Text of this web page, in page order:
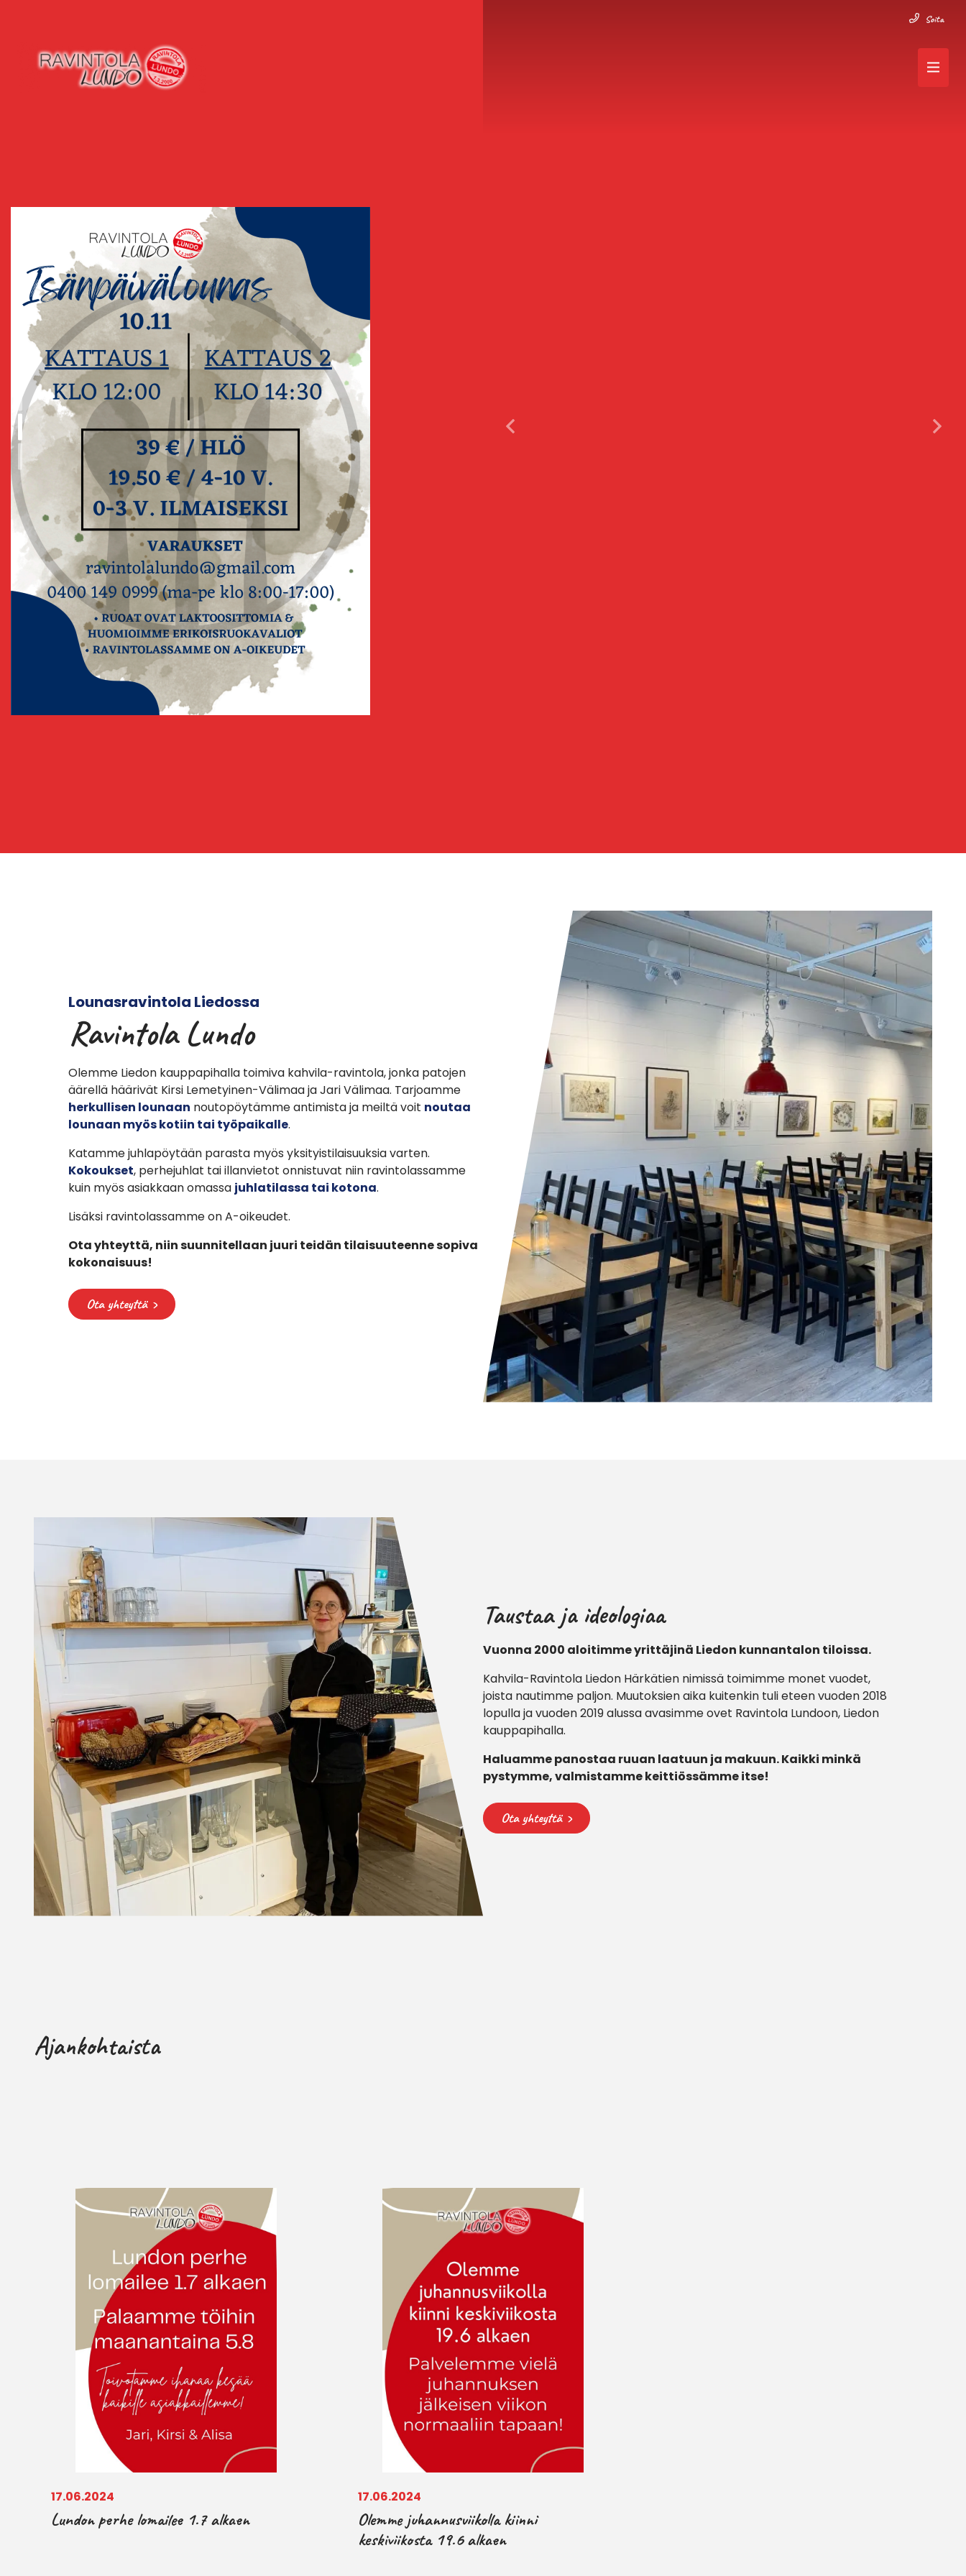
Soita
Maittavaa kotiruokaa joka
arkipäivä!
Lounaslista ›
1
2
Lounasravintola Liedossa
Ravintola Lundo
Olemme Liedon kauppapihalla toimiva kahvila-ravintola, jonka patojen
äärellä häärivät Kirsi Lemetyinen-Välimaa ja Jari Välimaa. Tarjoamme
herkullisen lounaan noutopöytämme antimista ja meiltä voit noutaa
lounaan myös kotiin tai työpaikalle.
Katamme juhlapöytään parasta myös yksityistilaisuuksia varten.
Kokoukset, perhejuhlat tai illanvietot onnistuvat niin ravintolassamme
kuin myös asiakkaan omassa juhlatilassa tai kotona.
Lisäksi ravintolassamme on A-oikeudet.
Ota yhteyttä, niin suunnitellaan juuri teidän tilaisuuteenne sopiva
kokonaisuus!
Ota yhteyttä ›
Taustaa ja ideologiaa
Vuonna 2000 aloitimme yrittäjinä Liedon kunnantalon tiloissa.
Kahvila-Ravintola Liedon Härkätien nimissä toimimme monet vuodet,
joista nautimme paljon. Muutoksien aika kuitenkin tuli eteen vuoden 2018
lopulla ja vuoden 2019 alussa avasimme ovet Ravintola Lundoon, Liedon
kauppapihalla.
Haluamme panostaa ruuan laatuun ja makuun. Kaikki minkä
pystymme, valmistamme keittiössämme itse!
Ota yhteyttä ›
Ajankohtaista
17.06.2024
Lundon perhe lomailee 1.7 alkaen
17.06.2024
Olemme juhannusviikolla kiinni
keskiviikosta 19.6 alkaen